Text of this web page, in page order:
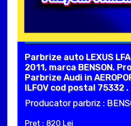
Parbrize auto LEXUS
2011, marca BENSON.
Parbrize Audi in
ILFOV cod postal 75332 .
Producator parbriz :
Pret : 820 Lei